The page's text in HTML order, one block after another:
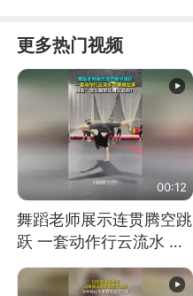
更多热门视频
00:12
舞蹈老师展示连贯腾空跳
跃 一套动作行云流水 节
奏感拉满 网友：怎么做
到又舞又武的？